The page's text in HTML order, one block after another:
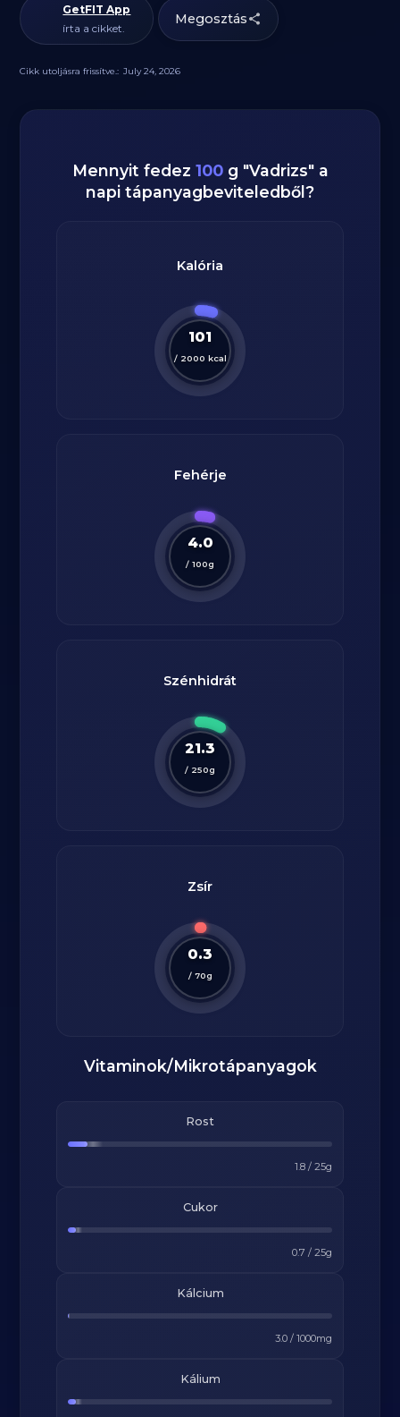
GetFIT App
írta a cikket.
Megosztás
Cikk utoljásra frissítve.: July 24, 2026
Mennyit fedez 100 g "Vadrizs" a
napi tápanyagbeviteledből?
Kalória
101
/ 2000 kcal
Fehérje
4.0
/ 100g
Szénhidrát
21.3
/ 250g
Zsír
0.3
/ 70g
Vitaminok/Mikrotápanyagok
Rost
1.8/ 25g
Cukor
0.7 / 25g
Kálcium
3.0/ 1000mg
Kálium